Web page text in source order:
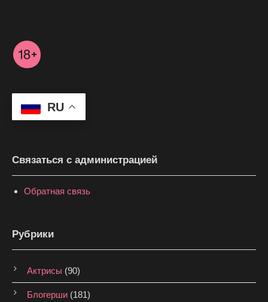
RU
Связаться с администрацией
Обратная связь
Рубрики
Актрисы (90)
Блогерши (181)